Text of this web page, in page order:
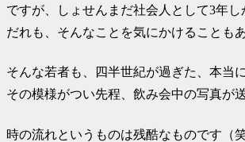
ですが、しょせんまだ社会人として3年
だれも、そんなことを気にかけることも
そんな若者も、四半世紀が過ぎた、本当
その模様がつい先程、飲み会中の写真が
時の流れというものは残酷なものです（笑